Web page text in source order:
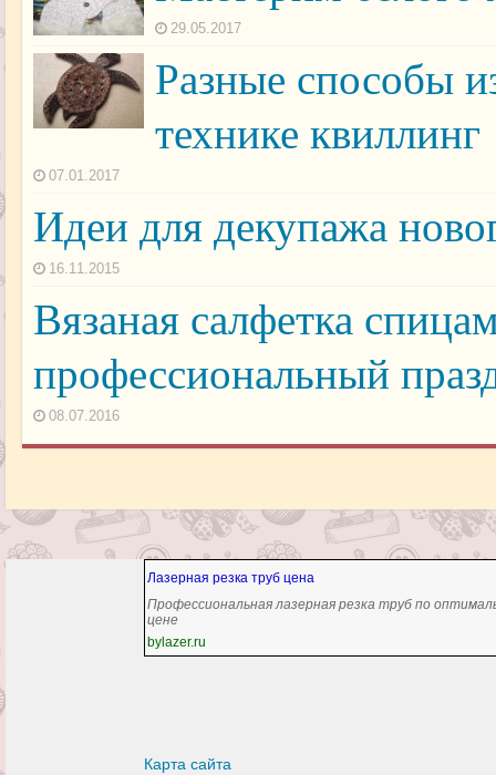
29.05.2017
Разные способы
технике квиллинг
07.01.2017
Идеи для декупажа
16.11.2015
Вязаная салфетка
профессиональный
08.07.2016
Лазерная резка труб цена
Профессиональная лазерная резка труб по
цене
bylazer.ru
Карта сайта